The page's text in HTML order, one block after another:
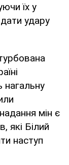
їх у
удару
нагальну
мін є
які Білий
наступ